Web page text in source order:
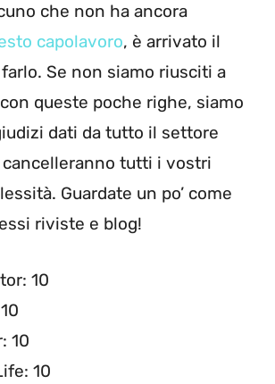
che non ha ancora
capolavoro, è arrivato il
Se non siamo riusciti a
queste poche righe, siamo
dati da tutto il settore
cancelleranno tutti i vostri
Guardate un po’ come
riviste e blog!
10
10
10